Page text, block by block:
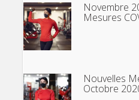
Novembre
Mesures
Nouvelles
Octobre